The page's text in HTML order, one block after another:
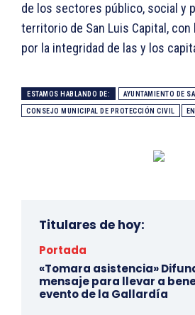
de los sectores público, social y
territorio de San Luis Capital, con
por la integridad de las y los
ESTAMOS HABLANDO DE: AYUNTAMIENTO DE
CONSEJO MUNICIPAL DE PROTECCIÓN CIVIL
Titulares de hoy:
Portada
«Tomara asistencia»
mensaje para llevar a
evento de la Gallardía